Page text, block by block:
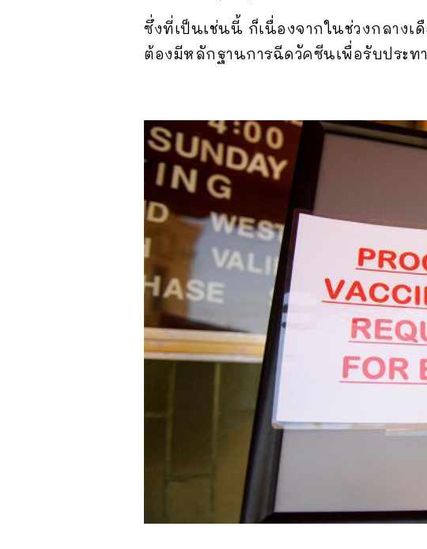
ซึ่งที่เป็นเช่นนี้ ก็เนื่องจากในช่วงกลาง
ต้องมีหลักฐานการฉีดวัคซีนเพื่อรับประท